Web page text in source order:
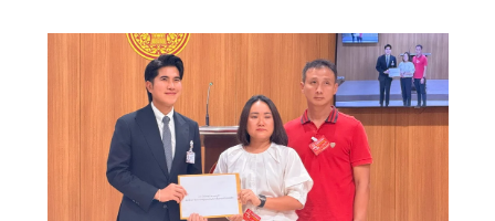
ปัจจุบันสร้างพื้นที่ปลอดภัยแล้ว 76.73%